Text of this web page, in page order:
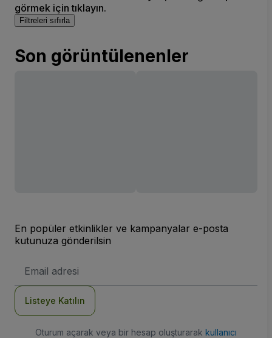
görmek için tıklayın.
Filtreleri sıfırla
Son görüntülenenler
En popüler etkinlikler ve kampanyalar e-posta
kutunuza gönderilsin
posta
Listeye Katılın
Oturum açarak veya bir hesap oluşturarak kullanıcı